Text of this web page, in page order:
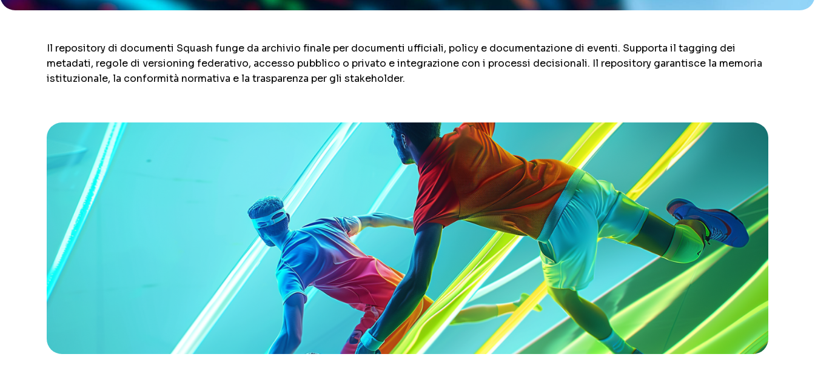
Il repository di documenti Squash funge da archivio finale per documenti ufficiali, policy e documentazione di eventi. Supporta il tagging dei
metadati, regole di versioning federativo, accesso pubblico o privato e integrazione con i processi decisionali. Il repository garantisce la memoria
istituzionale, la conformità normativa e la trasparenza per gli stakeholder.